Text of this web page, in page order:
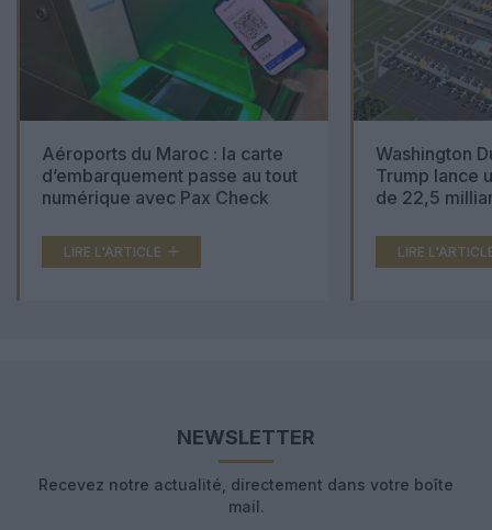
Aéroports du Maroc : la carte
d’embarquement passe au tout
numérique avec Pax Check
LIRE L'ARTICLE
Washington
Trump lance
de 22,5
LIRE
NEWSLETTER
Recevez notre actualité, directement dans votre boîte
mail.